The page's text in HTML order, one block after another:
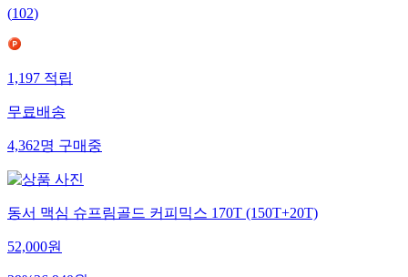
(102)
1,197적립
무료배송
4,362명구매중
동서 맥심 슈프림골드 커피믹스 170T (150T+20T)
52,000원